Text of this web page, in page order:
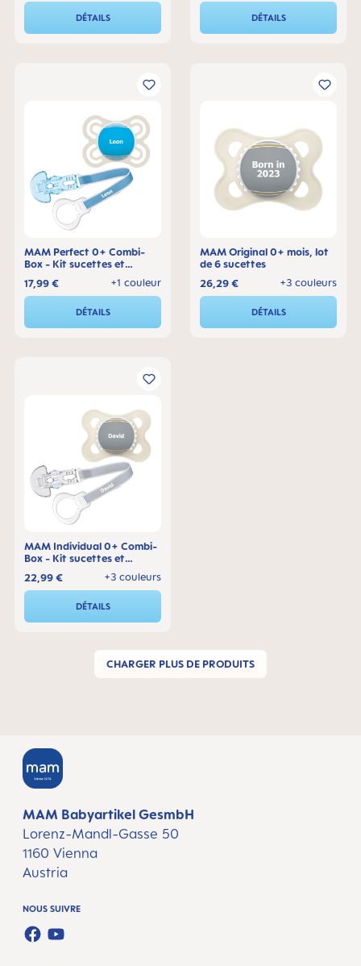
DÉTAILS DÉTAILS
MAM Perfect 0+ Combi-
Box - Kit sucettes et
+1 couleur
17,99 €
DÉTAILS
MAM Original 0+ mois, lot
de 6 sucettes
+3 couleurs
26,29 €
DÉTAILS
MAM Individual 0+ Combi-
Box - Kit sucettes et
+3 couleurs
22,99 €
DÉTAILS
CHARGER PLUS DE PRODUITS
MAM Babyartikel GesmbH
Lorenz-Mandl-Gasse 50
1160 Vienna
Austria
NOUS SUIVRE
FACEBOOK
YOUTUBE